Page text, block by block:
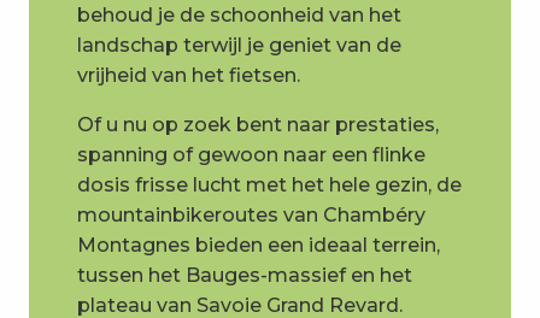
behoud je de schoonheid van het
landschap terwijl je geniet van de
vrijheid van het fietsen.
Of u nu op zoek bent naar prestaties,
spanning of gewoon naar een flinke
dosis frisse lucht met het hele gezin, de
mountainbikeroutes van Chambéry
Montagnes bieden een ideaal terrein,
tussen het Bauges-massief en het
plateau van Savoie Grand Revard.